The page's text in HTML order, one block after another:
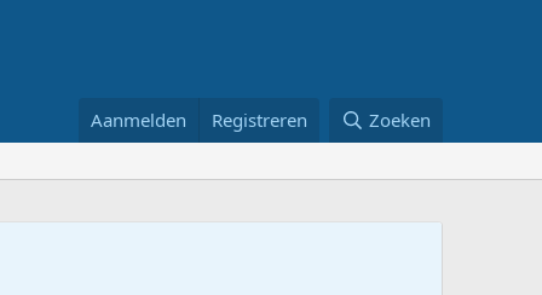
Aanmelden Registreren Zoeken